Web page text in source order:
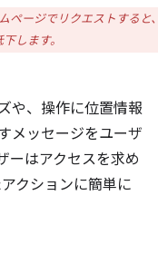
ページでリクエストすると
します。
や、操作に位置情報
メッセージをユーザ
ーはアクセスを求め
クションに簡単に